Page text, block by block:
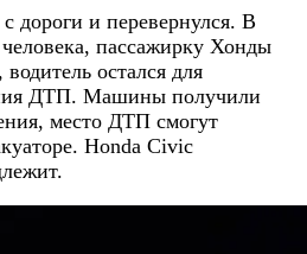
дороги и перевернулся. В
пассажирку Хонды
остался для
ДТП. Машины получили
место ДТП смогут
Honda Civic